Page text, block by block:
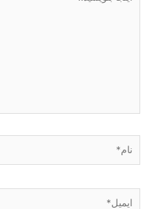
بنویسید..